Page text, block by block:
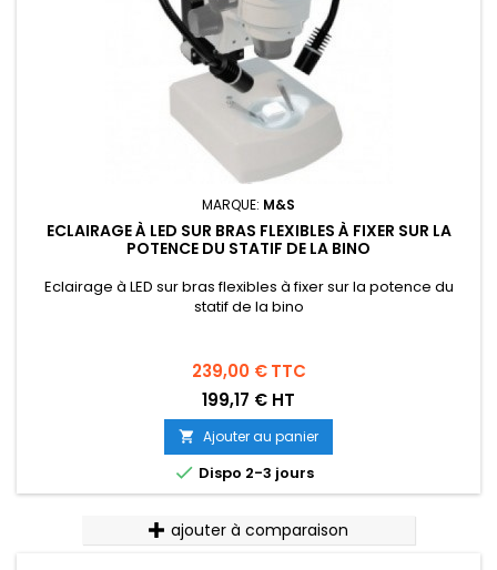
MARQUE: M&S
ECLAIRAGE À LED SUR BRAS FLEXIBLES À FIXER SUR LA
POTENCE DU STATIF DE LA BINO
Eclairage à LED sur bras flexibles à fixer sur la potence du
statif de la bino
Prix
239,00 € TTC
199,17 € HT
 Ajouter au panier
 Dispo 2-3 jours
ajouter à comparaison